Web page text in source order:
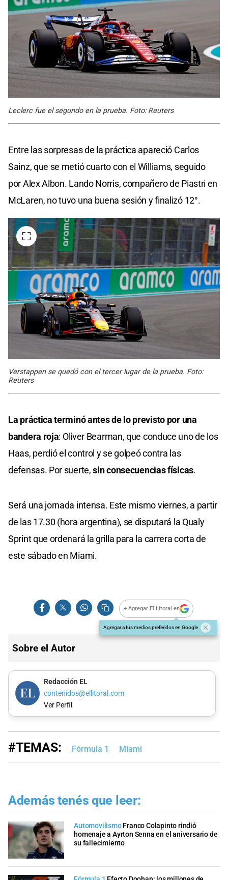
Leclerc fue el segundo en la prueba. Foto: Reuters
Entre las sorpresas de la práctica apareció Carlos
Sainz, que se metió cuarto con el Williams, seguido
por Alex Albon. Lando Norris, compañero de Piastri en
McLaren, no tuvo una buena sesión y finalizó 12°.
Verstappen se quedó con el tercer lugar de la prueba. Foto:
Reuters
La práctica terminó antes de lo previsto por una
bandera roja: Oliver Bearman, que conduce uno de los
Haas, perdió el control y se golpeó contra las
defensas. Por suerte,sin consecuencias físicas.
Será una jornada intensa. Este mismo viernes, a partir
de las 17.30 (hora argentina), se disputará la Qualy
Sprint que ordenará la grilla para la carrera corta de
este sábado en Miami.
+ Agregar El Litoral en
Agregar a tus medios preferidos en Google
Sobre el Autor
Redacción EL
contenidos@ellitoral.com
Ver Perfil
#TEMAS: Fórmula 1 Miami
Además tenés que leer:
Automovilismo Franco Colapinto rindió
homenaje a Ayrton Senna en el aniversario de
su fallecimiento​